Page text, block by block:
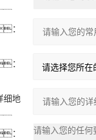
：
：
细地
：